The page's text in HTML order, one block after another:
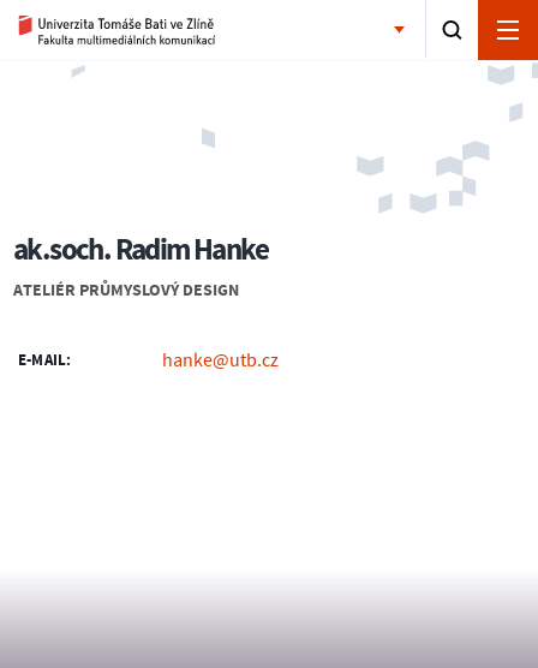
ak.soch. Radim Hanke
ATELIÉR PRŮMYSLOVÝ DESIGN
E-MAIL: hanke@utb.cz